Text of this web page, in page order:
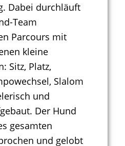
Dabei durchläuft
Team
Parcours mit
kleine
Sitz, Platz,
Slalom
und
Der Hund
gesamten
und gelobt